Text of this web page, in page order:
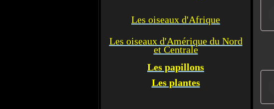
Les oiseaux d'Afrique
Les oiseaux d'Amérique du Nord
et Centrale
Les papillons
Les plantes